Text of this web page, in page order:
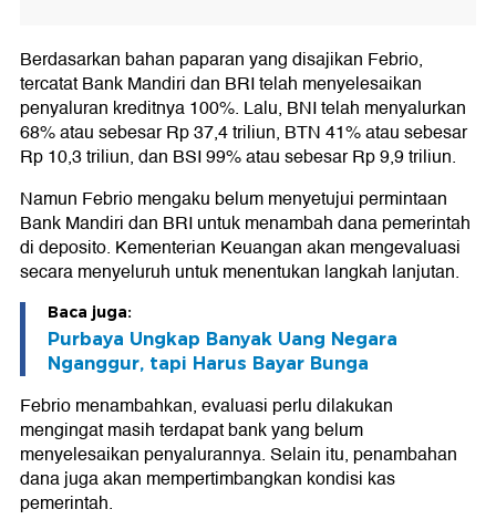
Berdasarkan bahan paparan yang disajikan Febrio,
tercatat Bank Mandiri dan BRI telah menyelesaikan
penyaluran kreditnya 100%. Lalu, BNI telah menyalurkan
68% atau sebesar Rp 37,4 triliun, BTN 41% atau sebesar
Rp 10,3 triliun, dan BSI 99% atau sebesar Rp 9,9 triliun.
Namun Febrio mengaku belum menyetujui permintaan
Bank Mandiri dan BRI untuk menambah dana pemerintah
di deposito. Kementerian Keuangan akan mengevaluasi
secara menyeluruh untuk menentukan langkah lanjutan.
Baca juga:
Purbaya Ungkap Banyak Uang Negara
Nganggur, tapi Harus Bayar Bunga
Febrio menambahkan, evaluasi perlu dilakukan
mengingat masih terdapat bank yang belum
menyelesaikan penyalurannya. Selain itu, penambahan
dana juga akan mempertimbangkan kondisi kas
pemerintah.